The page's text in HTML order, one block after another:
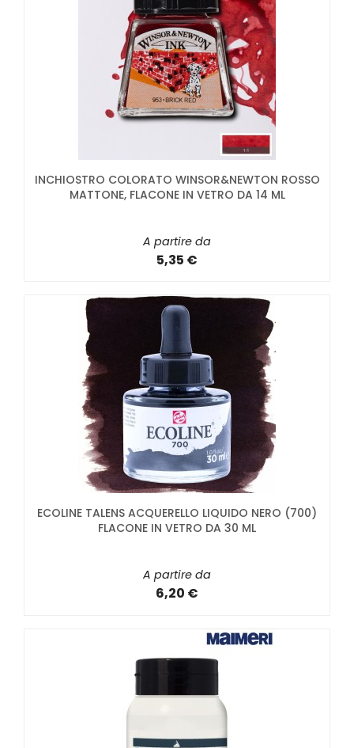
INCHIOSTRO COLORATO WINSOR&NEWTON ROSSO
MATTONE, FLACONE IN VETRO DA 14 ML
A partire da
5,35 €
ECOLINE TALENS ACQUERELLO LIQUIDO NERO (700)
FLACONE IN VETRO DA 30 ML
A partire da
6,20 €